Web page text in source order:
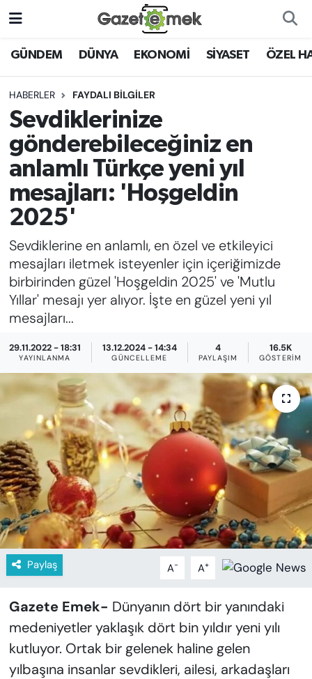
GÜNDEM DÜNYA EKONOMİ SİYASET ÖZEL
HABERLER FAYDALI BİLGİLER
Sevdiklerinize
gönderebileceğiniz en
anlamlı Türkçe yeni yıl
mesajları: 'Hoşgeldin
2025'
Sevdiklerine en anlamlı, en özel ve etkileyici
mesajları iletmek isteyenler için içeriğimizde
birbirinden güzel 'Hoşgeldin 2025' ve 'Mutlu
Yıllar' mesajı yer alıyor. İşte en güzel yeni yıl
mesajları...
29.11.2022 - 18:31
YAYINLANMA
13.12.2024 - 14:34
GÜNCELLEME
4
PAYLAŞIM
16.5K
GÖSTERIM
Paylaş A- A+
Gazete Emek- Dünyanın dört bir yanındaki
medeniyetler yaklaşık dört bin yıldır yeni yılı
kutluyor. Ortak bir gelenek haline gelen
yılbaşına insanlar sevdikleri, ailesi, arkadaşları
DÜNYA
EKONOMİ
EMEK HABERLERİ
YENİ MEDYADA EMEK
GAZETECİLİĞİNİ GELİŞTİRMEK
FAYDALI BİLGİLER
GÜNDEM
EĞİTİM
KADIN
SAĞLIK
SPOR
KÜLTÜR-SANAT
MAGAZİN
ÖZEL HABER
YAZAR KÖŞESİ
SİYASET
VAN VE DİYARBAKIR HABERLERİ
Nöbetçi Eczaneler
Hava Durumu
İstanbul Namaz Vakitleri
Trafik Durumu
Süper Lig Puan Durumu ve Fikstür
Son Dakika Haberleri
Haber Arşivi